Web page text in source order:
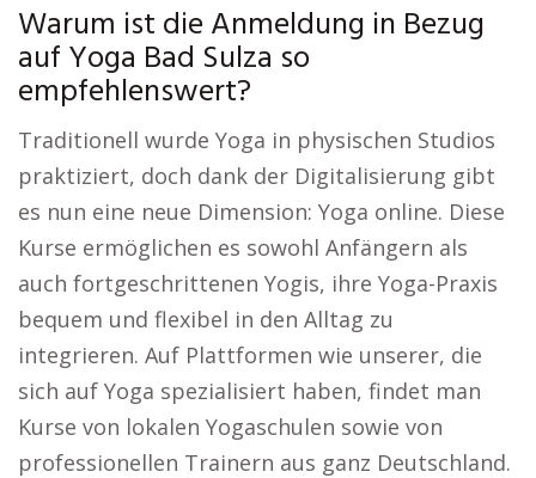
Warum ist die Anmeldung in Bezug
auf Yoga Bad Sulza so
empfehlenswert?
Traditionell wurde Yoga in physischen Studios
praktiziert, doch dank der Digitalisierung gibt
es nun eine neue Dimension: Yoga online. Diese
Kurse ermöglichen es sowohl Anfängern als
auch fortgeschrittenen Yogis, ihre Yoga-Praxis
bequem und flexibel in den Alltag zu
integrieren. Auf Plattformen wie unserer, die
sich auf Yoga spezialisiert haben, findet man
Kurse von lokalen Yogaschulen sowie von
professionellen Trainern aus ganz Deutschland.